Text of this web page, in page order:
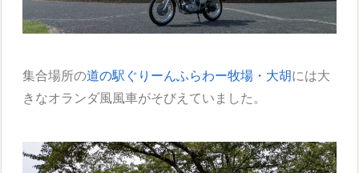
集合場所の道の駅ぐりーんふらわー牧場・大胡には大
きなオランダ風風車がそびえていました。